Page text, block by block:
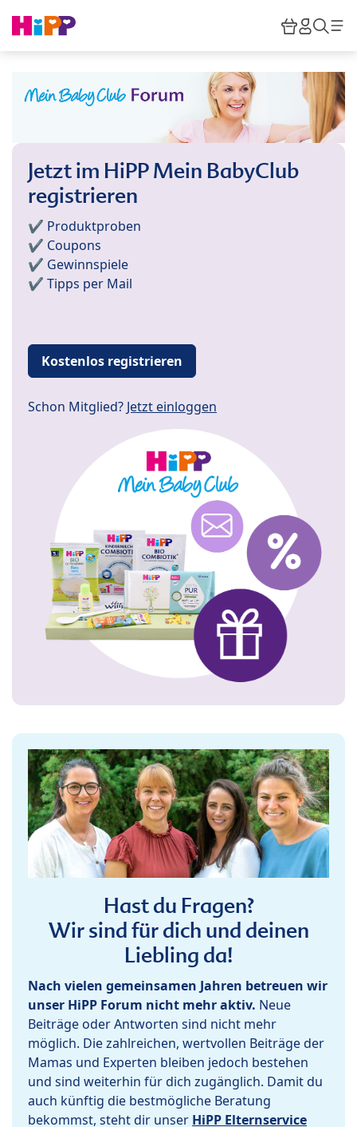
HiPP
Jetzt im HiPP Mein BabyClub
registrieren
✔️ Produktproben
✔️ Coupons
✔️ Gewinnspiele
✔️ Tipps per Mail
Kostenlos registrieren
Schon Mitglied? Jetzt einloggen
Hast du Fragen?
Wir sind für dich und deinen
Liebling da!
Nach vielen gemeinsamen Jahren betreuen wir
unser HiPP Forum nicht mehr aktiv. Neue
Beiträge oder Antworten sind nicht mehr
möglich. Die zahlreichen, wertvollen Beiträge der
Mamas und Experten bleiben jedoch bestehen
und sind weiterhin für dich zugänglich. Damit du
auch künftig die bestmögliche Beratung
bekommst, steht dir unser HiPP Elternservice